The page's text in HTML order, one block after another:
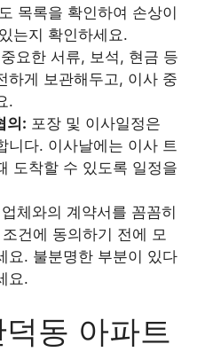
목록을 확인하여 손상이
는지 확인하세요.
중요한 서류, 보석, 현금 등
하게 보관해두고, 이사 중
.
의: 포장 및 이사일정은
니다. 이사날에는 이사 트
도착할 수 있도록 일정을
체와의 계약서를 꼼꼼히
건에 동의하기 전에 모
요. 불분명한 부분이 있다
요.
동 아파트